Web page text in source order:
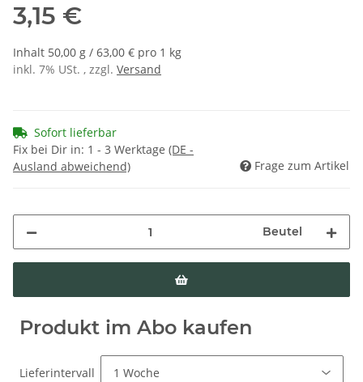
3,15 €
Inhalt 50,00 g / 63,00 € pro 1 kg
inkl. 7% USt. , zzgl. Versand
Sofort lieferbar
Fix bei Dir in: 1 - 3 Werktage (DE -
Ausland abweichend)
Frage zum Artikel
Beutel
Produkt im Abo kaufen
Lieferintervall